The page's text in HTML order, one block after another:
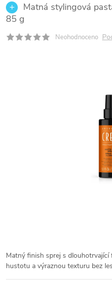
Matná stylingová
85 g
Neohodnoceno
Matný finish sprej s dlouhotrvající
hustotu a výraznou texturu bez